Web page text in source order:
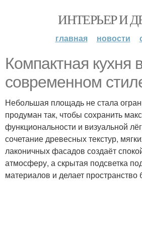
ИНТЕРЬЕР И
главная новости
Компактная кухня
современном
Небольшая площадь не стала
продуман так, чтобы сохранить
функциональности и визуальной
сочетание древесных текстур,
лаконичных фасадов создаёт
атмосферу, а скрытая подсветка
материалов и делает